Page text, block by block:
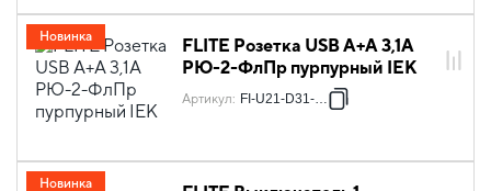
FLITE Розетка USB A+A 3,1А
РЮ-2-ФлПр пурпурный IEK
Артикул: FI-U21-D31-K99
Новинка
Новинка